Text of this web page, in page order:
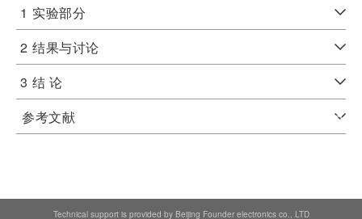
1 实验部分
2 结果与讨论
3 结 论
参考文献
Technical support is provided by Beijing Founder electronics co., LTD